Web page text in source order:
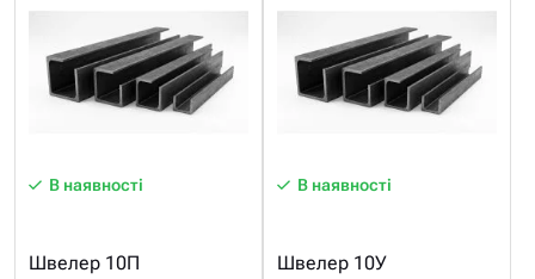
В наявності
Швелер 10П
В наявності
Швелер 10У